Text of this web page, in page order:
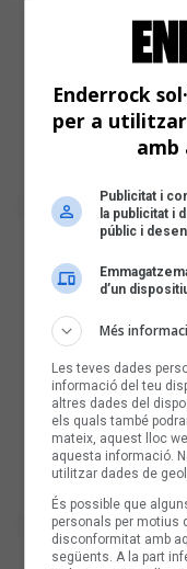
Enderrock
per a utilitzar
amb
Publicitat i
la publicitat i
públic i
d’un
Més
Les teves dades
informació del teu
altres dades del
els quals també
mateix, aquest lloc
aquesta informació.
utilitzar dades de
És possible que
personals per motius
disconformitat amb
següents. A la part